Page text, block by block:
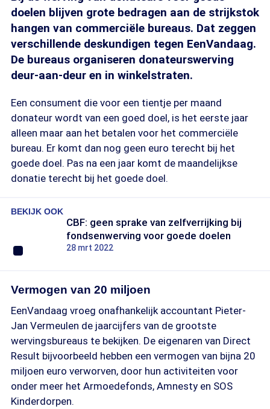
doelen blijven grote bedragen aan de strijkstok
hangen van commerciële bureaus. Dat zeggen
verschillende deskundigen tegen EenVandaag.
De bureaus organiseren donateurswerving
deur-aan-deur en in winkelstraten.
Een consument die voor een tientje per maand
donateur wordt van een goed doel, is het eerste jaar
alleen maar aan het betalen voor het commerciële
bureau. Er komt dan nog geen euro terecht bij het
goede doel. Pas na een jaar komt de maandelijkse
donatie terecht bij het goede doel.
BEKIJK OOK
CBF: geen sprake van zelfverrijking bij
fondsenwerving voor goede doelen
28 mrt 2022
Vermogen van 20 miljoen
EenVandaag vroeg onafhankelijk accountant Pieter-
Jan Vermeulen de jaarcijfers van de grootste
wervingsbureaus te bekijken. De eigenaren van Direct
Result bijvoorbeeld hebben een vermogen van bijna 20
miljoen euro verworven, door hun activiteiten voor
onder meer het Armoedefonds, Amnesty en SOS
Kinderdorpen.